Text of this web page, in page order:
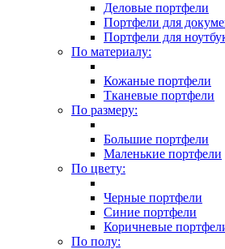
Деловые портфели
Портфели для
Портфели для
По материалу:
Кожаные портфели
Тканевые портфели
По размеру:
Большие портфели
Маленькие портфели
По цвету:
Черные портфели
Синие портфели
Коричневые
По полу: